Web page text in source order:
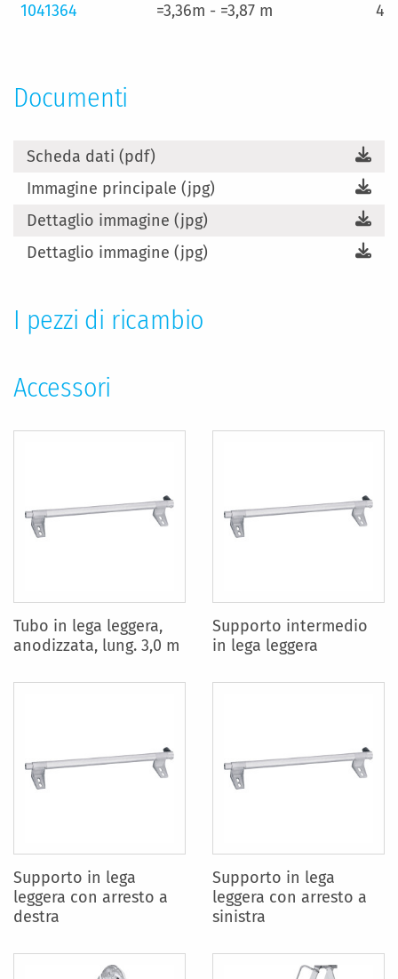
1041364
=3,36m - =3,87 m
Documenti
Scheda dati (pdf)
Immagine principale (jpg)
Dettaglio immagine (jpg)
Dettaglio immagine (jpg)
I pezzi di ricambio
Accessori
Tubo in lega leggera,
anodizzata, lung. 3,0 m
Supporto intermedio
in lega leggera
Supporto in lega
leggera con arresto a
destra
Supporto in lega
leggera con arresto a
sinistra